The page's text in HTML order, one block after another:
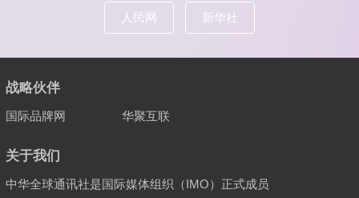
人民网 新华社
战略伙伴
国际品牌网 华聚互联
关于我们
中华全球通讯社是国际媒体组织（IMO）正式成员